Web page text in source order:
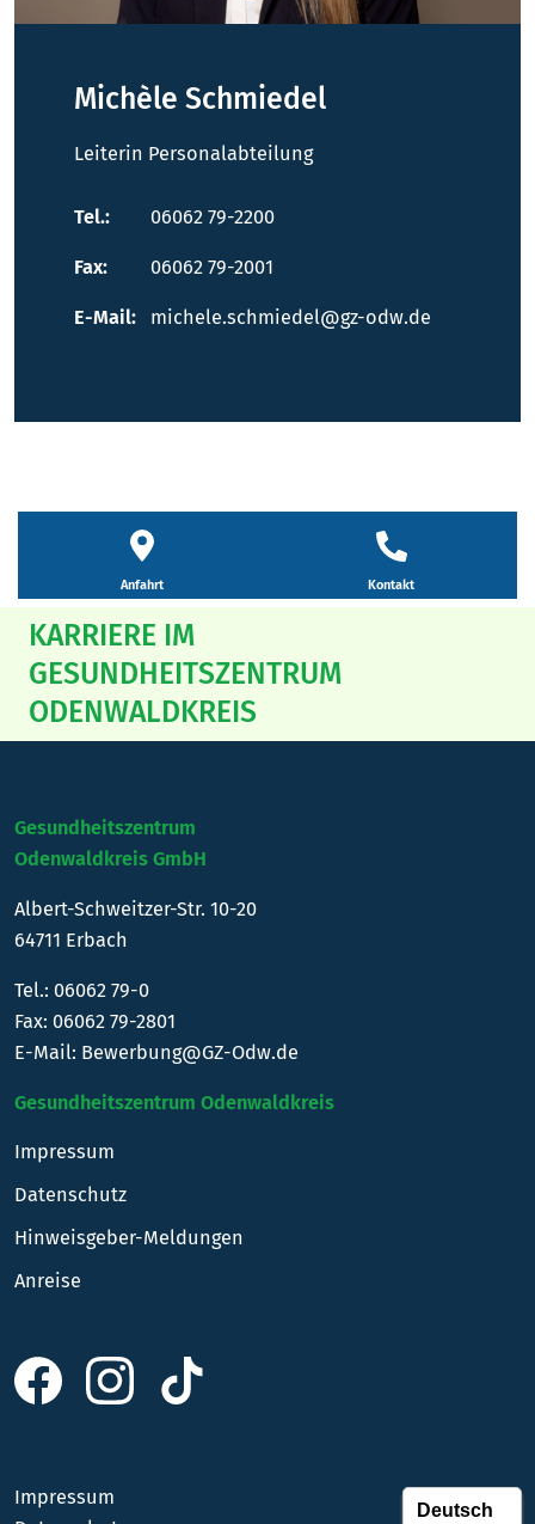
Michèle Schmiedel
Leiterin Personalabteilung
Tel.: 06062 79-2200
Fax: 06062 79-2001
E-Mail: michele.schmiedel@gz-odw.de
Anfahrt Kontakt
KARRIERE IM
GESUNDHEITSZENTRUM
ODENWALDKREIS
Gesundheitszentrum
Odenwaldkreis GmbH
Albert-Schweitzer-Str. 10-20
64711 Erbach
Tel.: 06062 79-0
Fax: 06062 79-2801
E-Mail: Bewerbung@GZ-Odw.de
Gesundheitszentrum Odenwaldkreis
Impressum
Datenschutz
Hinweisgeber-Meldungen
Anreise
Impressum